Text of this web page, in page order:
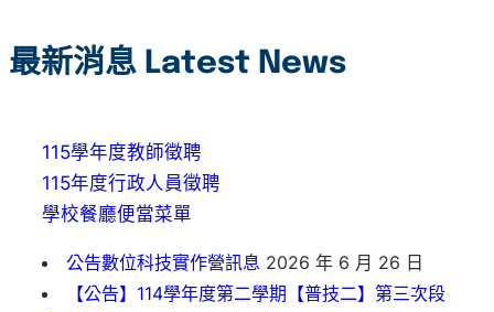
最新消息 Latest News
115學年度教師徵聘
115年度行政人員徵聘
學校餐廳便當菜單
公告數位科技實作營訊息 2026 年 6 月 26 日
【公告】114學年度第二學期【普技二】第三次段